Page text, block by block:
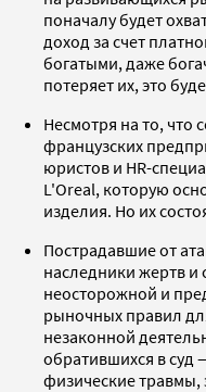
поначалу будет
доход за счет
богатыми, даже
потеряет их, это
Несмотря на то, что
французских
юристов и HR-
L'Oreal, которую
изделия. Но их
Пострадавшие от
наследники жертв и
неосторожной и
рыночных правил
незаконной
обратившихся в суд
физические травмы,